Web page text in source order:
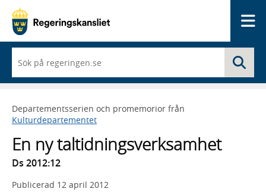
du
börjar
skriva
framträder
en
med
sökförslag
Departementsserien och promemorior från
Kulturdepartementet
En ny taltidningsverksamhet
Ds 2012:12
Publicerad 12 april 2012